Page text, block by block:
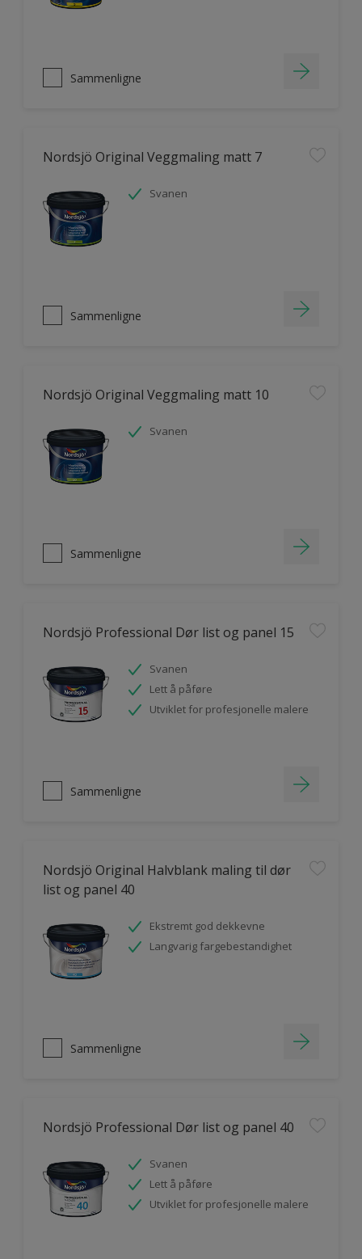
Sammenligne
Nordsjö Original Veggmaling matt 7
Svanen
Sammenligne
Nordsjö Original Veggmaling matt 10
Svanen
Sammenligne
Nordsjö Professional Dør list og panel 15
Svanen
Lett å påføre
Utviklet for profesjonelle malere
Sammenligne
Nordsjö Original Halvblank maling til dør
list og panel 40
Ekstremt god dekkevne
Langvarig fargebestandighet
Sammenligne
Nordsjö Professional Dør list og panel 40
Svanen
Lett å påføre
Utviklet for profesjonelle malere